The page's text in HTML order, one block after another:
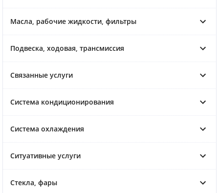
Масла, рабочие жидкости, фильтры
Подвеска, ходовая, трансмиссия
Связанные услуги
Система кондиционирования
Система охлаждения
Ситуативные услуги
Стекла, фары